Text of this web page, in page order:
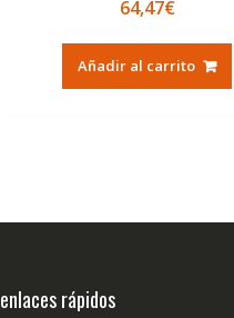
64,47€
Añadir al carrito
enlaces rápidos